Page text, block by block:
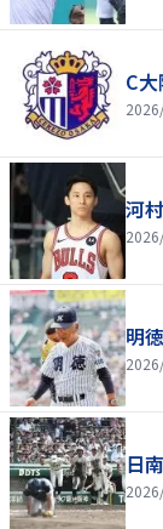
C
河
明
日